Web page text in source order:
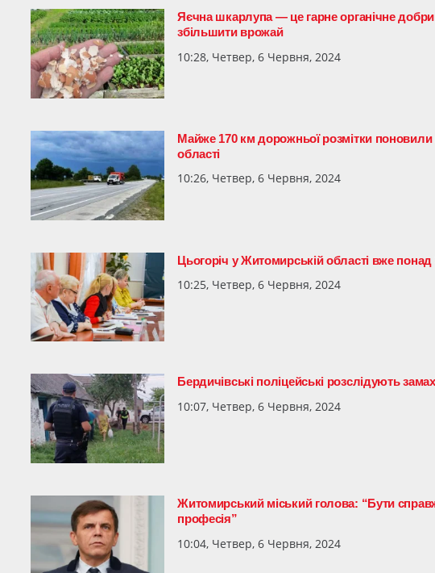
Яєчна шкарлупа — це гарне органічне
збільшити врожай
10:28, Четвер, 6 Червня, 2024
Майже 170 км дорожньої розмітки
області
10:26, Четвер, 6 Червня, 2024
Цьогоріч у Житомирській області вже
10:25, Четвер, 6 Червня, 2024
Бердичівські поліцейські розслідують
10:07, Четвер, 6 Червня, 2024
Житомирський міський голова: “Бути
професія”
10:04, Четвер, 6 Червня, 2024